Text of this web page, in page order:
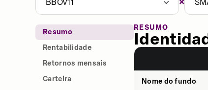
BBOV11
Resumo
Rentabilidade
Retornos mensais
Carteira
RESUMO
Nome do fundo